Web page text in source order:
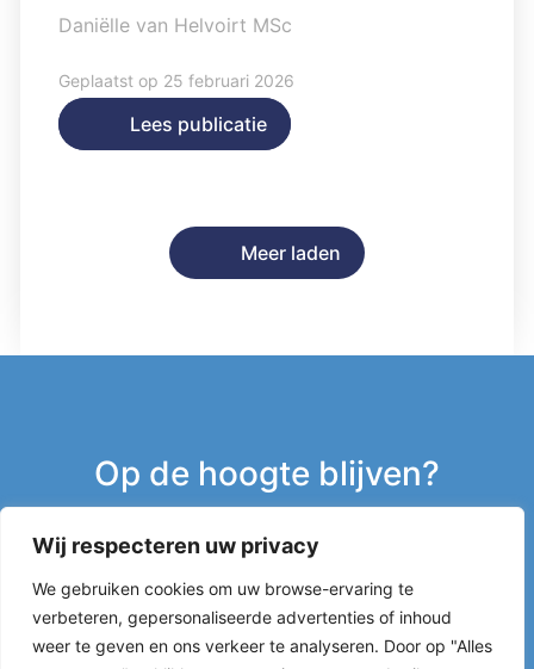
Wij respecteren uw privacy
We gebruiken cookies om uw browse-ervaring te
verbeteren, gepersonaliseerde advertenties of inhoud
weer te geven en ons verkeer te analyseren. Door op "Alles
Lees publicatie
Daniëlle van Helvoirt MSc
Geplaatst op 25 februari 2026
Lees publicatie
Meer laden
Op de hoogte blijven?
Inschrijven nieuwsbrief